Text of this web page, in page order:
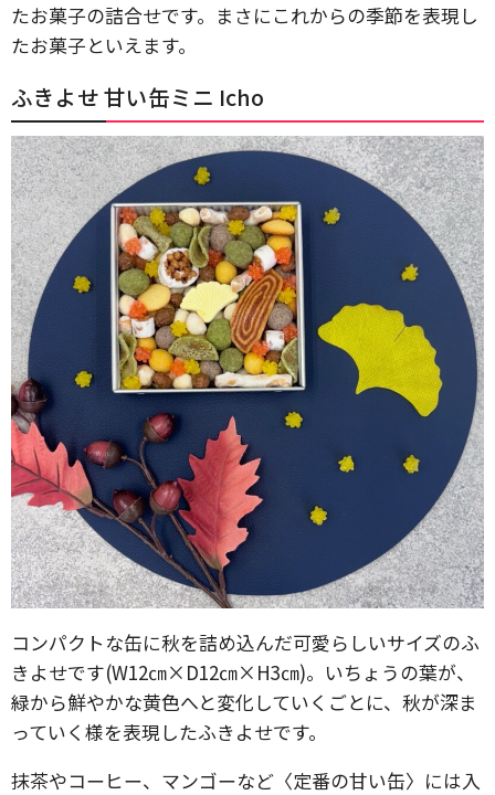
たお菓子の詰合せです。まさにこれからの季節を表現し
たお菓子といえます。
ふきよせ 甘い缶ミニ Icho
コンパクトな缶に秋を詰め込んだ可愛らしいサイズのふ
きよせです(W12㎝×D12㎝×H3㎝)。いちょうの葉が、
緑から鮮やかな黄色へと変化していくごとに、秋が深ま
っていく様を表現したふきよせです。
抹茶やコーヒー、マンゴーなど〈定番の甘い缶〉には入